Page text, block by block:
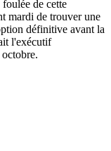
de cette
mardi de trouver une
définitive avant la
l'exécutif